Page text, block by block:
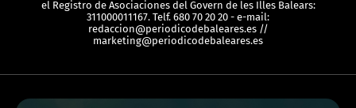
el Registro de Asociaciones del Govern de les Illes Balears:
311000011167. Telf. 680 70 20 20 - e-mail:
redaccion@periodicodebaleares.es //
marketing@periodicodebaleares.es